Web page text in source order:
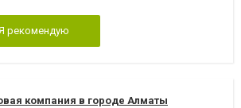
рекомендую
компания в городе Алматы